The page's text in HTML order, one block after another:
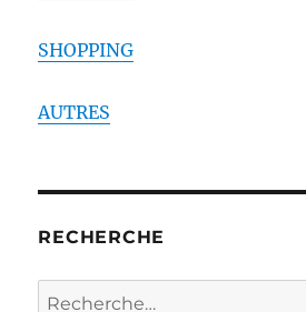
SHOPPING
AUTRES
RECHERCHE
Recherche